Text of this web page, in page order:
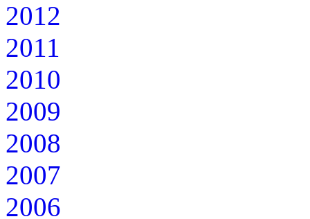
2012
2011
2010
2009
2008
2007
2006